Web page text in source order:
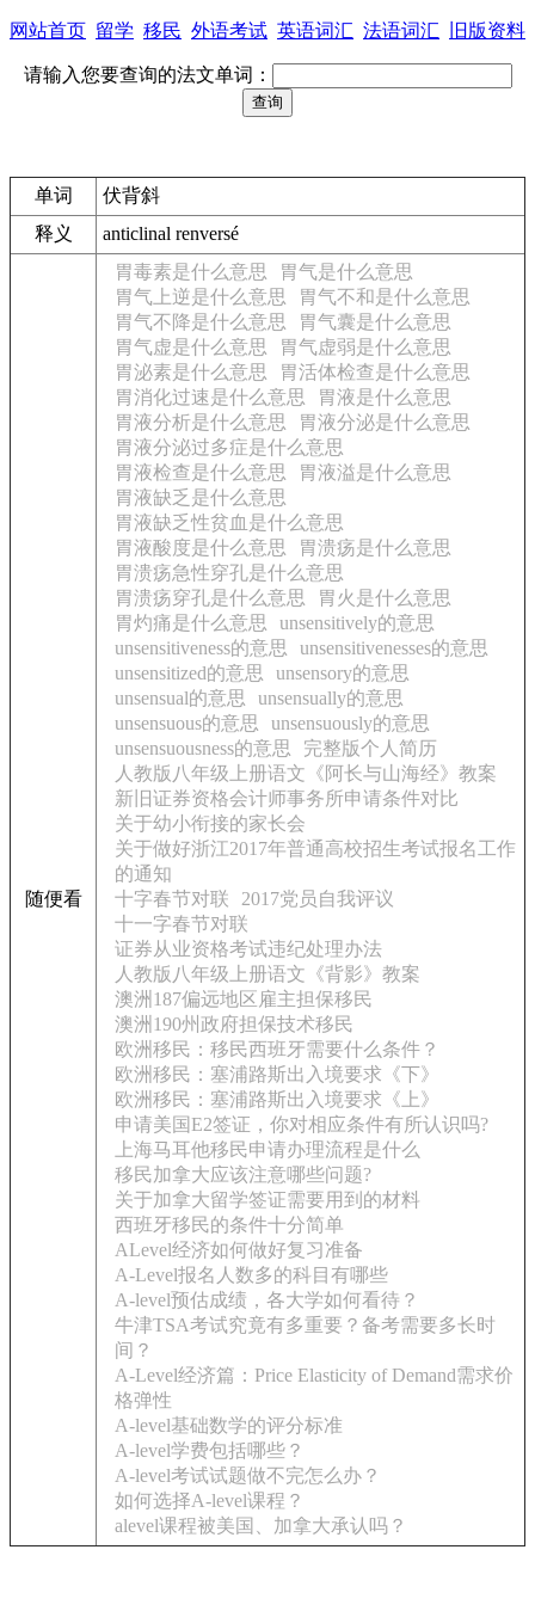
网站首页 留学 移民 外语考试 英语词汇 法语词汇 旧版资料
请输入您要查询的法文单词：
单词
伏背斜
释义
anticlinal renversé
随便看
胃毒素是什么意思
胃气是什么意思
胃气上逆是什么意思
胃气不和是什么意思
胃气不降是什么意思
胃气囊是什么意思
胃气虚是什么意思
胃气虚弱是什么意思
胃泌素是什么意思
胃活体检查是什么意思
胃消化过速是什么意思
胃液是什么意思
胃液分析是什么意思
胃液分泌是什么意思
胃液分泌过多症是什么意思
胃液检查是什么意思
胃液溢是什么意思
胃液缺乏是什么意思
胃液缺乏性贫血是什么意思
胃液酸度是什么意思
胃溃疡是什么意思
胃溃疡急性穿孔是什么意思
胃溃疡穿孔是什么意思
胃火是什么意思
胃灼痛是什么意思
unsensitively的意思
unsensitiveness的意思
unsensitivenesses的意思
unsensitized的意思
unsensory的意思
unsensual的意思
unsensually的意思
unsensuous的意思
unsensuously的意思
unsensuousness的意思
完整版个人简历
人教版八年级上册语文《阿长与山海经》教案
新旧证券资格会计师事务所申请条件对比
关于幼小衔接的家长会
关于做好浙江2017年普通高校招生考试报名工作
的通知
十字春节对联
2017党员自我评议
十一字春节对联
证券从业资格考试违纪处理办法
人教版八年级上册语文《背影》教案
澳洲187偏远地区雇主担保移民
澳洲190州政府担保技术移民
欧洲移民：移民西班牙需要什么条件？
欧洲移民：塞浦路斯出入境要求《下》
欧洲移民：塞浦路斯出入境要求《上》
申请美国E2签证，你对相应条件有所认识吗?
上海马耳他移民申请办理流程是什么
移民加拿大应该注意哪些问题?
关于加拿大留学签证需要用到的材料
西班牙移民的条件十分简单
ALevel经济如何做好复习准备
A-Level报名人数多的科目有哪些
A-level预估成绩，各大学如何看待？
牛津TSA考试究竟有多重要？备考需要多长时
间？
A-Level经济篇：Price Elasticity of Demand需求价
格弹性
A-level基础数学的评分标准
A-level学费包括哪些？
A-level考试试题做不完怎么办？
如何选择A-level课程？
alevel课程被美国、加拿大承认吗？